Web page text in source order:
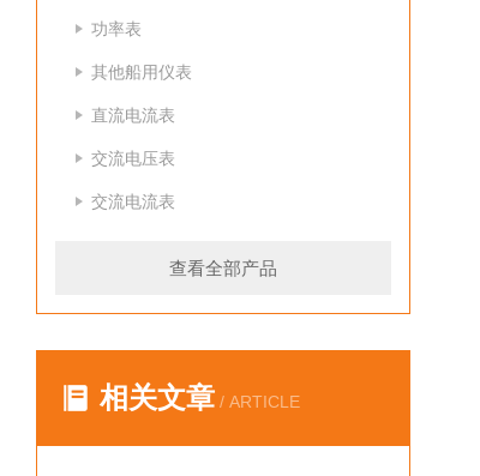
功率表
其他船用仪表
直流电流表
交流电压表
交流电流表
查看全部产品
相关文章 / ARTICLE